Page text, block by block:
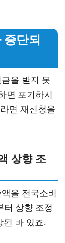
단되
을 받지 못
면 포기하시
면 재신청을
상향 조
을 전국소비
터 상향 조정
된 바 있죠.